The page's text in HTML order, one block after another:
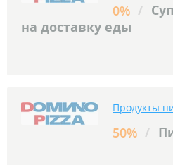
0% /
на доставку еды
Продукты
50% /